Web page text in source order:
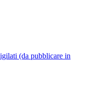
(da pubblicare in